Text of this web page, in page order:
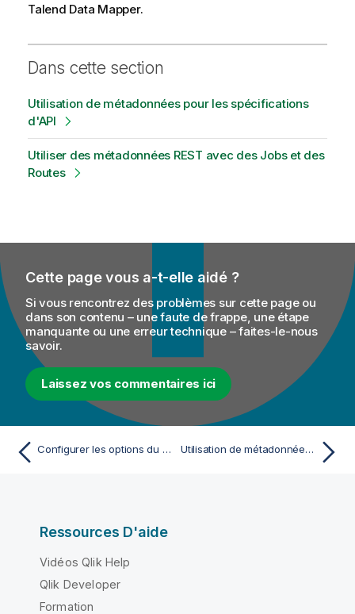
Talend Data Mapper.
Dans cette section
Utilisation de métadonnées pour les spécifications
d'API
Utiliser des métadonnées REST avec des Jobs et des
Routes
Cette page vous a-t-elle aidé ?
Si vous rencontrez des problèmes sur cette page ou
dans son contenu – une faute de frappe, une étape
manquante ou une erreur technique – faites-le-nous
savoir.
Laissez vos commentaires ici
Configurer les options du Runtime Utilisation de métadonnées pour les spécifications d'API
Ressources D'aide
Vidéos Qlik Help
Qlik Developer
Formation